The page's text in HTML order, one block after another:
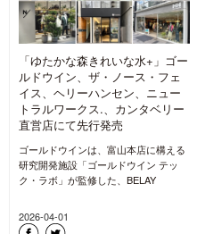
「ゆたかな森きれいな水+」ゴー
ルドウイン、ザ・ノース・フェ
イス、ヘリーハンセン、ニュー
トラルワークス.、カンタベリー
直営店にて先行発売
ゴールドウインは、富山本店に構える
研究開発施設「ゴールドウイン テッ
ク・ラボ」が監修した、BELAY
2026-04-01